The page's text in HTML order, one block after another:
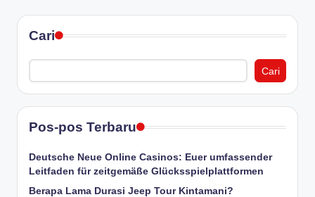
pos
Cari
Cari
Pos-pos Terbaru
Deutsche Neue Online Casinos: Euer umfassender
Leitfaden für zeitgemäße Glücksspielplattformen
Berapa Lama Durasi Jeep Tour Kintamani?